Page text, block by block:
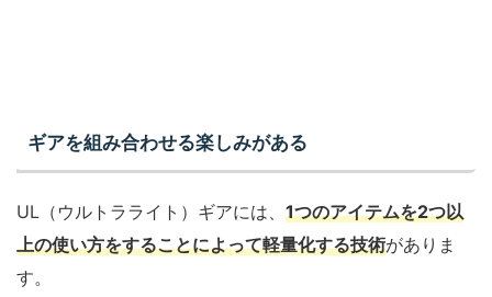
ギアを組み合わせる楽しみがある
UL（ウルトラライト）ギアには、 1つのアイテムを2つ以
上の使い方をすることによって軽量化する技術がありま
す。